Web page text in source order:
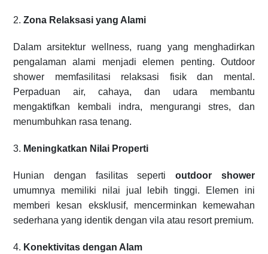
2. Zona Relaksasi yang Alami
Dalam arsitektur wellness, ruang yang menghadirkan
pengalaman alami menjadi elemen penting. Outdoor
shower memfasilitasi relaksasi fisik dan mental.
Perpaduan air, cahaya, dan udara membantu
mengaktifkan kembali indra, mengurangi stres, dan
menumbuhkan rasa tenang.
3. Meningkatkan Nilai Properti
Hunian dengan fasilitas sepertioutdoor shower
umumnya memiliki nilai jual lebih tinggi. Elemen ini
memberi kesan eksklusif, mencerminkan kemewahan
sederhana yang identik dengan vila atau resort premium.
4. Konektivitas dengan Alam